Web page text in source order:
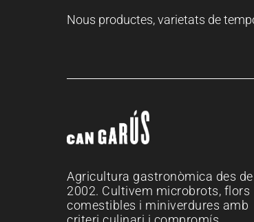
Nous productes, varietats de
Agricultura gastronòmica des de
2002. Cultivem microbrots, flors
comestibles i miniverdures amb